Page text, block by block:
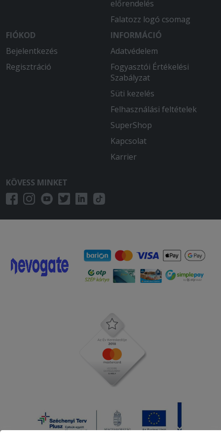
A levesbe csak lé volt 3 szelet
répával..A második teteje nem volt
rázárva még jó hogy nem ömlött ki a
szatyorba az étel. A hús kemény volt.
Eddig mindig meg voltam elégedve de
ezúttal ez kapufa.
előrendelés
Falatozz logó csomag
FIÓKOD
Bejelentkezés
Regisztráció
INFORMÁCIÓ
Adatvédelem
Fogyasztói Értékelési
Szabályzat
Süti kezelés
Felhasználási feltételek
SuperShop
Kapcsolat
Karrier
KÖVESS MINKET